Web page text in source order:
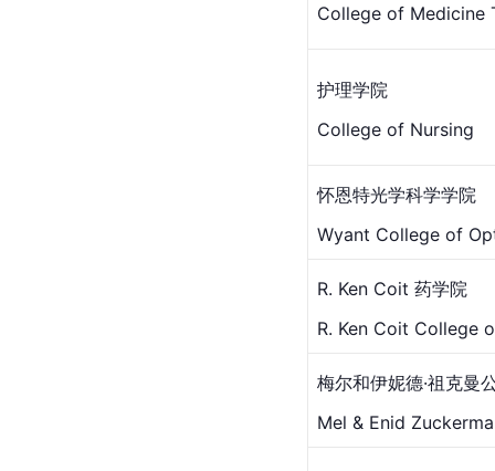
College of Medicine
护理学院
College of Nursing
怀恩特光学科学学院
Wyant College of
R. Ken Coit 药学院
R. Ken Coit College
梅尔和伊妮德·祖克曼
Mel & Enid